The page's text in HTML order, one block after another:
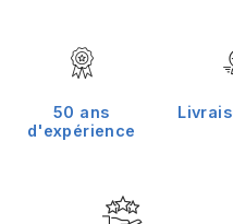
50 ans
d'expérience